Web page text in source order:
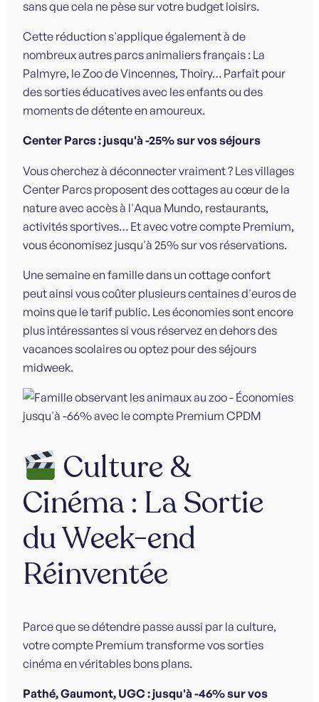
sans que cela ne pèse sur votre budget loisirs.
Cette réduction s'applique également à de
nombreux autres parcs animaliers français : La
Palmyre, le Zoo de Vincennes, Thoiry… Parfait pour
des sorties éducatives avec les enfants ou des
moments de détente en amoureux.
Center Parcs : jusqu'à -25% sur vos séjours
Vous cherchez à déconnecter vraiment ? Les villages
Center Parcs proposent des cottages au cœur de la
nature avec accès à l'Aqua Mundo, restaurants,
activités sportives… Et avec votre compte Premium,
vous économisez jusqu'à 25% sur vos réservations.
Une semaine en famille dans un cottage confort
peut ainsi vous coûter plusieurs centaines d'euros de
moins que le tarif public. Les économies sont encore
plus intéressantes si vous réservez en dehors des
vacances scolaires ou optez pour des séjours
midweek.
Culture &
Cinéma : La Sortie
du Week-end
Réinventée
Parce que se détendre passe aussi par la culture,
votre compte Premium transforme vos sorties
cinéma en véritables bons plans.
Pathé, Gaumont, UGC : jusqu'à -46% sur vos